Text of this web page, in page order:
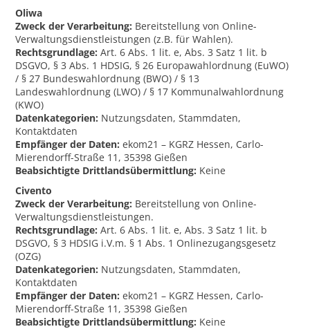
Oliwa
Zweck der Verarbeitung: Bereitstellung von Online-
Verwaltungsdienstleistungen (z.B. für Wahlen).
Rechtsgrundlage: Art. 6 Abs. 1 lit. e, Abs. 3 Satz 1 lit. b
DSGVO, § 3 Abs. 1 HDSIG, § 26 Europawahlordnung (EuWO)
/ § 27 Bundeswahlordnung (BWO) / § 13
Landeswahlordnung (LWO) / § 17 Kommunalwahlordnung
(KWO)
Datenkategorien: Nutzungsdaten, Stammdaten,
Kontaktdaten
Empfänger der Daten: ekom21 – KGRZ Hessen, Carlo-
Mierendorff-Straße 11, 35398 Gießen
Beabsichtigte Drittlandsübermittlung: Keine
Civento
Zweck der Verarbeitung: Bereitstellung von Online-
Verwaltungsdienstleistungen.
Rechtsgrundlage: Art. 6 Abs. 1 lit. e, Abs. 3 Satz 1 lit. b
DSGVO, § 3 HDSIG i.V.m. § 1 Abs. 1 Onlinezugangsgesetz
(OZG)
Datenkategorien: Nutzungsdaten, Stammdaten,
Kontaktdaten
Empfänger der Daten: ekom21 – KGRZ Hessen, Carlo-
Mierendorff-Straße 11, 35398 Gießen
Beabsichtigte Drittlandsübermittlung: Keine